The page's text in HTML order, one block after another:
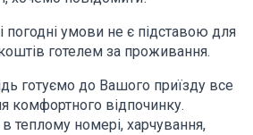
погодні умови не є підставою для
готелем за проживання.
готуємо до Вашого приїзду все
комфортного відпочинку.
теплому номері, харчування,